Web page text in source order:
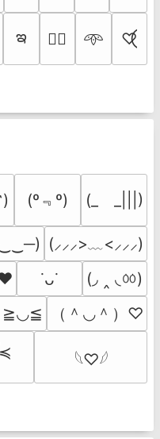
ఇ ♡⃕ 𖥸 ♡⃝
(º﹃º) (_　_|||)
(⸝⸝⸝>﹏<⸝⸝⸝)
˙ᴗ˙
(◞ ‸ ◟ㆀ)
≧◡≦ （＾◡＾）♡
𓆩♡𓆪